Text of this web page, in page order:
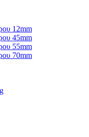
12mm
45mm
55mm
70mm